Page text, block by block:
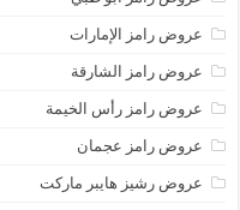
عروض رامز الإمارات
عروض رامز الشارقة
عروض رامز رأس الخيمة
عروض رامز عجمان
عروض رشيز هايبر ماركت